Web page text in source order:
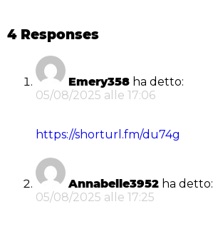
4 Responses
Emery358 ha detto:
05/08/2025 alle 17:06
https://shorturl.fm/du74g
Annabelle3952 ha detto:
05/08/2025 alle 17:25